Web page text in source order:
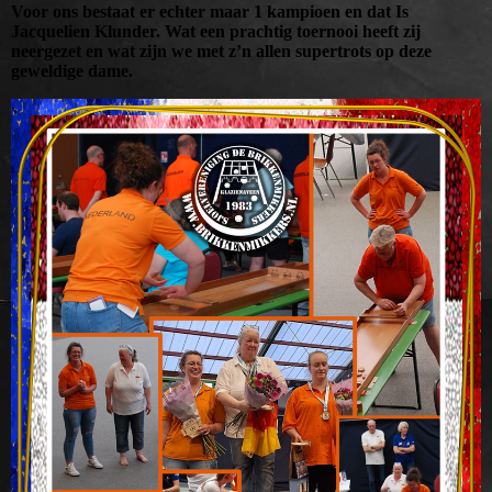
Voor ons bestaat er echter maar 1 kampioen en dat Is
Jacquelien Klunder. Wat een prachtig toernooi heeft zij
neergezet en wat zijn we met z’n allen supertrots op deze
geweldige dame.